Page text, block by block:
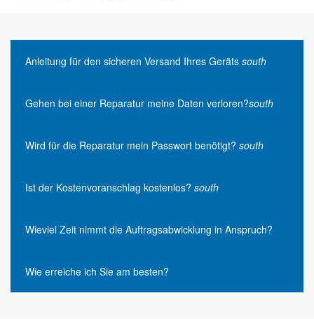
Anleitung für den sicheren Versand Ihres Geräts south
Gehen bei einer Reparatur meine Daten verloren?south
Wird für die Reparatur mein Passwort benötigt? south
Ist der Kostenvoranschlag kostenlos? south
Wieviel Zeit nimmt die Auftragsabwicklung in Anspruch?
Wie erreiche ich Sie am besten?